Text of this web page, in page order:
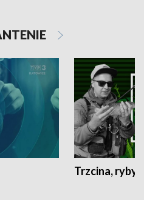
Trzcina, ryby